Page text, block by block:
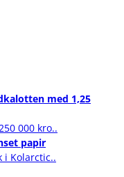
med 1,25
000 kro..
papir
i Kolarctic..